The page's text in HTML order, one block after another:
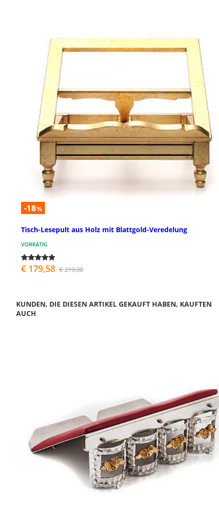
-18%
Tisch-Lesepult aus Holz mit Blattgold-Veredelung
VORRÄTIG
€ 179,58 € 219,00
KUNDEN, DIE DIESEN ARTIKEL GEKAUFT HABEN, KAUFTEN
AUCH